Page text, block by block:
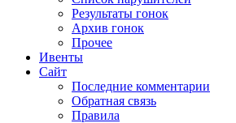
Результаты гонок
Архив гонок
Прочее
Ивенты
Сайт
Последние комментарии
Обратная связь
Правила